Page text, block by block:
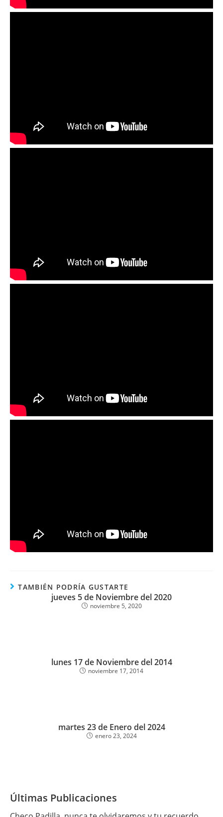
TAMBIÉN PODRÍA GUSTARTE
jueves 5 de Noviembre del 2020
noviembre 5, 2020
lunes 17 de Noviembre del 2014
noviembre 17, 2014
martes 23 de Enero del 2024
enero 23, 2024
Últimas Publicaciones